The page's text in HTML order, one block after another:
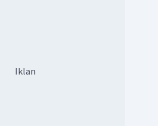
Iklan